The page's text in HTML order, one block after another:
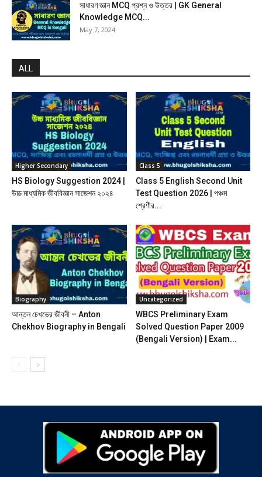
সাধারণ জ্ঞান MCQ প্রশ্ন ও উত্তর | GK General
Knowledge MCQ...
May 7, 2024
ALL
Higher Secondary
HS Biology Suggestion 2024 |
উচ্চ মাধ্যমিক জীববিজ্ঞান সাজেশন ২০২৪
Class 5
Class 5 English Second Unit
Test Question 2026 | পঞ্চম
শ্রেণীর...
Biography
আন্তন চেখভের জীবনী – Anton
Chekhov Biography in Bengali
Uncategorized
WBCS Preliminary Exam
Solved Question Paper 2009
(Bengali Version) | Exam...